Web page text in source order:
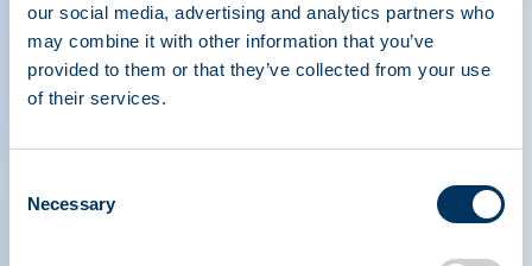
our social media, advertising and analytics partners who
may combine it with other information that you’ve
provided to them or that they’ve collected from your use
of their services.
Selection
Necessary
THERAPEUTICS ASSOCIATION